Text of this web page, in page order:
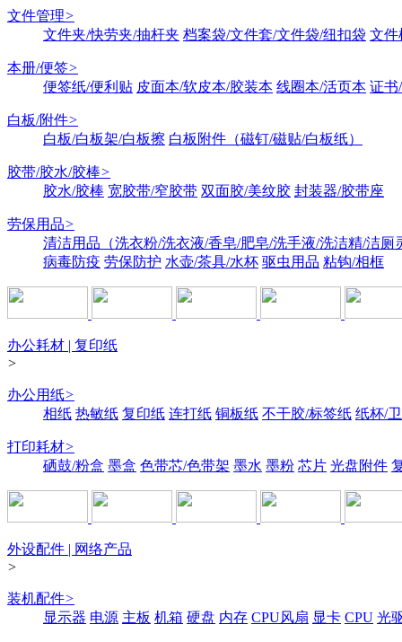
文件管理>
文件夹/快劳夹/抽杆夹 档案袋/文件套/文件袋/纽扣袋 文件
本册/便签>
便签纸/便利贴 皮面本/软皮本/胶装本 线圈本/活页本 证书
白板/附件>
白板/白板架/白板擦 白板附件（磁钉/磁贴/白板纸）
胶带/胶水/胶棒>
胶水/胶棒 宽胶带/窄胶带 双面胶/美纹胶 封装器/胶带座
劳保用品>
清洁用品（洗衣粉/洗衣液/香皂/肥皂/洗手液/洗洁精/洁厕
病毒防疫 劳保防护 水壶/茶具/水杯 驱虫用品 粘钩/相框
办公耗材 | 复印纸
>
办公用纸>
相纸 热敏纸 复印纸 连打纸 铜板纸 不干胶/标签纸 纸杯/
打印耗材>
硒鼓/粉盒 墨盒 色带芯/色带架 墨水 墨粉 芯片 光盘附件
外设配件 | 网络产品
>
装机配件>
显示器 电源 主板 机箱 硬盘 内存 CPU风扇 显卡 CPU 光